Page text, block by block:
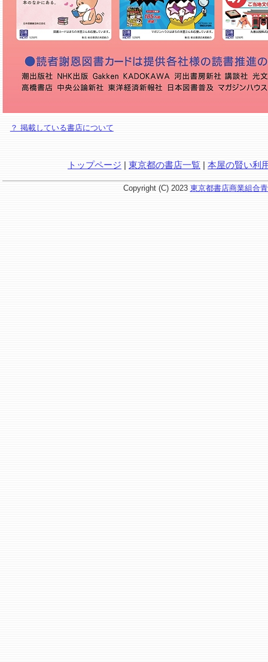
？ 掲載している書店について
トップページ | 東京都の書店一覧 | 本屋の賢い利
Copyright (C) 2023 東京都書店商業組合